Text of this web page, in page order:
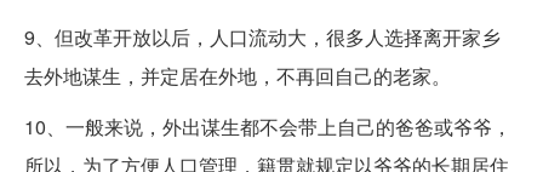
9、但改革开放以后，人口流动大，很多人选择离开家乡
去外地谋生，并定居在外地，不再回自己的老家。
10、一般来说，外出谋生都不会带上自己的爸爸或爷爷，
所以，为了方便人口管理，籍贯就规定以爷爷的长期居住